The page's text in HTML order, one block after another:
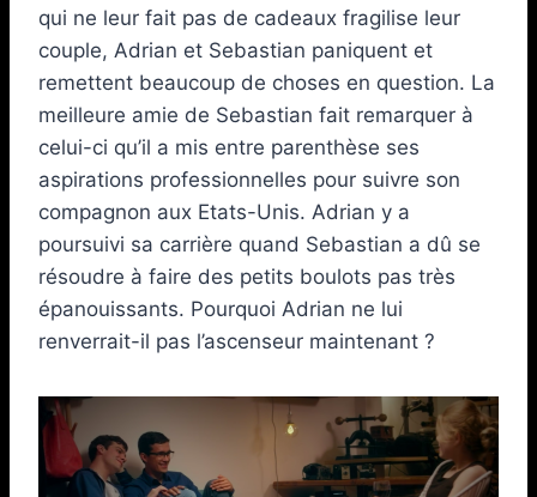
qui ne leur fait pas de cadeaux fragilise leur
couple, Adrian et Sebastian paniquent et
remettent beaucoup de choses en question. La
meilleure amie de Sebastian fait remarquer à
celui-ci qu’il a mis entre parenthèse ses
aspirations professionnelles pour suivre son
compagnon aux Etats-Unis. Adrian y a
poursuivi sa carrière quand Sebastian a dû se
résoudre à faire des petits boulots pas très
épanouissants. Pourquoi Adrian ne lui
renverrait-il pas l’ascenseur maintenant ?